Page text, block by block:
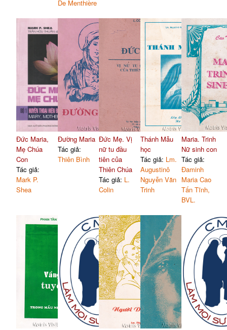
De Menthière
Đức Maria,
Mẹ Chúa
Con
Tác giả:
Mark P.
Shea
Đường Maria
Tác giả:
Thiên Bình
Đức Mẹ. Vị
nữ tu đầu
tiên của
Thiên Chúa
Tác giả: L.
Colin
Thánh Mẫu
học
Tác giả: Lm.
Augustinô
Nguyễn Văn
Trinh
Maria. Trinh
Nữ sinh con
Tác giả:
Đaminh
Maria Cao
Tấn Tĩnh,
BVL.